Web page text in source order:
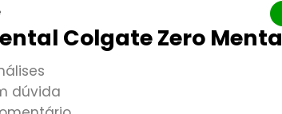
Colgate Zero Menta
dúvida